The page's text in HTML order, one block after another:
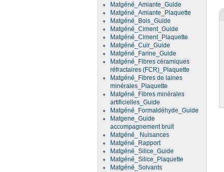
Matgéné_Amiante_Guide
Matgéné_Amiante_Plaquette
Matgéné_Bois_Guide
Matgéné_Ciment_Guide
Matgéné_Ciment_Plaquette
Matgéné_Cuir_Guide
Matgéné_Farine_Guide
Matgéné_Fibres céramiques
réfractaires (FCR)_Plaquette
Matgéné_Fibres de laines
minérales_Plaquette
Matgéné_Fibres minérales
artificielles_Guide
Matgéné_Formaldéhyde_Guide
Matgene_Guide
accompagnement bruit
Matgéné_ Nuisances
Matgéné_Rapport
Matgéné_Silice_Guide
Matgéné_Silice_Plaquette
Matgéné_Solvants